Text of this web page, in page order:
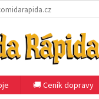
🚚 Ceník dopravy